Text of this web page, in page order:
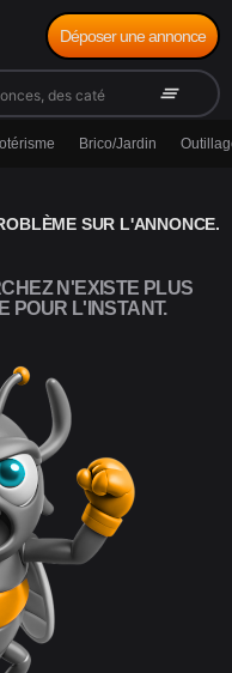
clear_all
Déposer une annonce
Brico/Jardin
SUR L'ANNONCE.
N'EXISTE PLUS
POUR L'INSTANT.